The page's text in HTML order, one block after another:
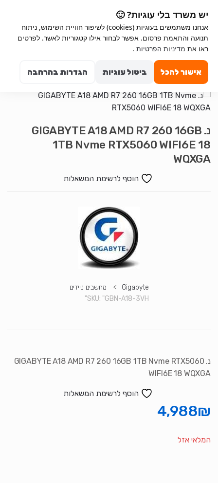
יש משרד בלי עוגיות? 🙂
אנחנו משתמשים בעוגיות (cookies) לשיפור חוויית השימוש, ניתוח
תנועה והתאמת פרסום. אפשר לבחור אילו קטגוריות לאשר. לפרטים
ראו את מדיניות הפרטיות .
אישור להכל ביטול עוגיות הגדרות בהרחבה
navigation
content
Search for:
נ. GIGABYTE A18 AMD R7 260 16GB
1TB Nvme RTX5060 WIFI6E 18
WQXGA
הוסף לרשימת המשאלות
Gigabyte
>
מחשבים ניידים
SKU: "GBN-A18-3VH"
נ. GIGABYTE A18 AMD R7 260 16GB 1TB Nvme RTX5060
WIFI6E 18 WQXGA
הוסף לרשימת המשאלות
4,988₪
המלאי אזל